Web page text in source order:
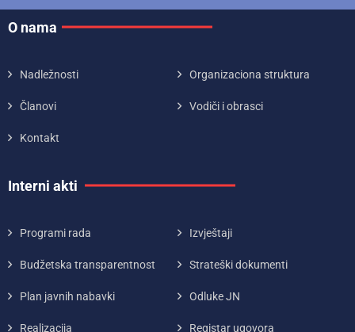
O nama
Nadležnosti Organizaciona struktura
Članovi Vodiči i obrasci
Kontakt
Interni akti
Programi rada Izvještaji
Budžetska transparentnost Strateški dokumenti
Plan javnih nabavki Odluke JN
Realizacija Registar ugovora